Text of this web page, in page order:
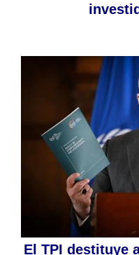
El TPI destituye